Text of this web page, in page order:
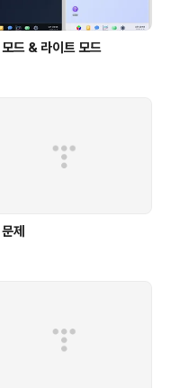
모드 & 라이트 모드
제